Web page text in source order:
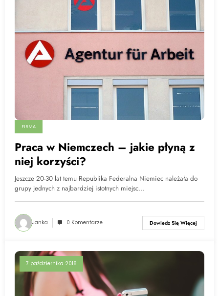
FIRMA
Praca w Niemczech – jakie płyną z
niej korzyści?
Jeszcze 20-30 lat temu Republika Federalna Niemiec należała do
grupy jednych z najbardziej istotnych miejsc…
Janka 0 Komentarze Dowiedz Się Więcej
7 października 2018